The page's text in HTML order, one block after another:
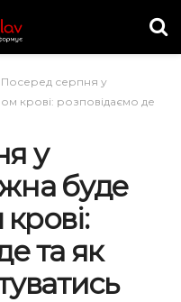
Посеред серпня у
крові: розповідаємо де
у
буде
та як